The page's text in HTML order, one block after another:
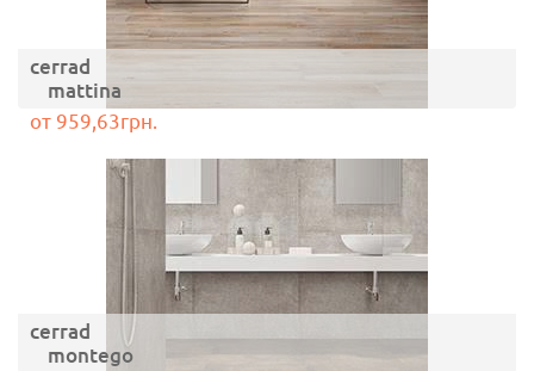
cerrad
mattina
от 959,63грн.
cerrad
montego